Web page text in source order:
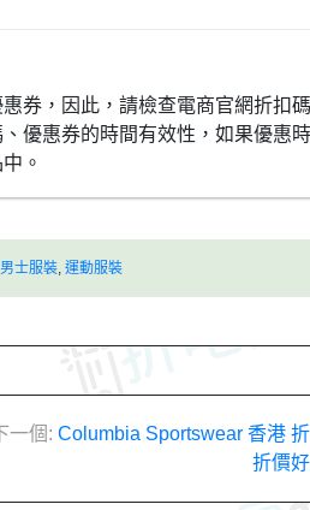
券，因此，請檢查電商官網折扣
優惠券的時間有效性，如果優惠
。
男士服裝, 運動服裝
一個: Columbia Sportswear 香港
折價